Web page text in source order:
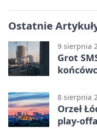
Ostatnie
9 sierpnia
Grot
8 sierpnia
Orzeł
play-